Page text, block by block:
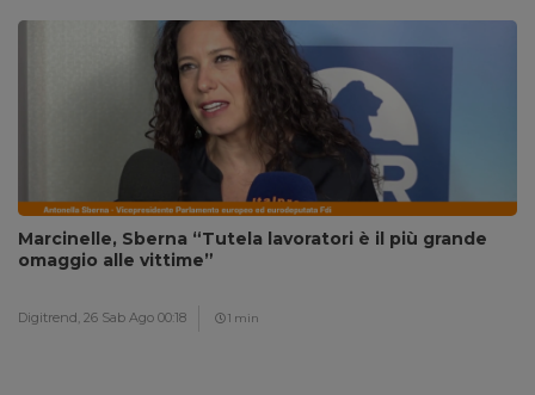
Marcinelle, Sberna “Tutela lavoratori è il più grande
omaggio alle vittime”
Digitrend, 26 Sab Ago 00:18 1 min